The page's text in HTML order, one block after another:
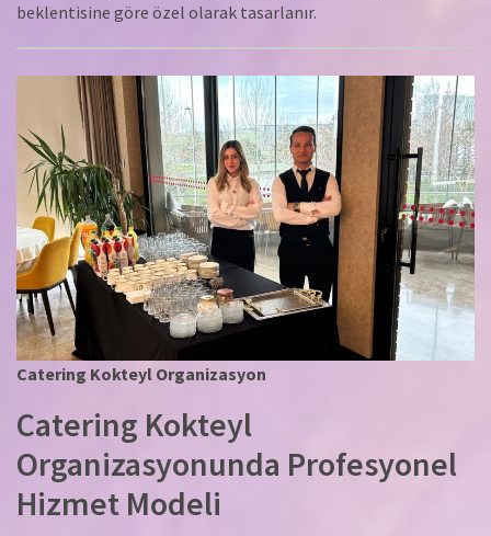
beklentisine göre özel olarak tasarlanır.
Catering Kokteyl Organizasyon
Catering Kokteyl
Organizasyonunda Profesyonel
Hizmet Modeli